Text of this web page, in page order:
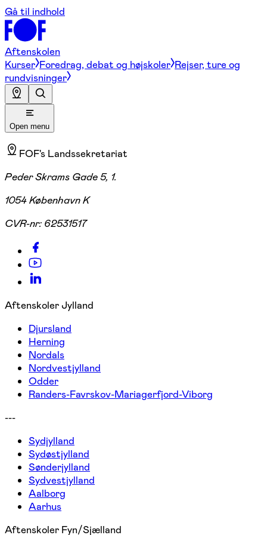
Gå til indhold
Aftenskolen
Kurser Foredrag, debat og højskoler Rejser, ture og
rundvisninger
Open menu
FOF's Landssekretariat
Peder Skrams Gade 5, 1.
1054 København K
CVR-nr: 62531517
Aftenskoler Jylland
Djursland
Herning
Nordals
Nordvestjylland
Odder
Randers-Favrskov-Mariagerfjord-Viborg
---
Sydjylland
Sydøstjylland
Sønderjylland
Sydvestjylland
Aalborg
Aarhus
Aftenskoler Fyn/Sjælland